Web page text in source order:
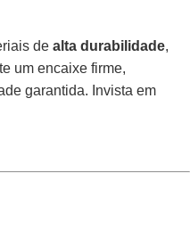
de alta durabilidade,
um encaixe firme,
garantida. Invista em